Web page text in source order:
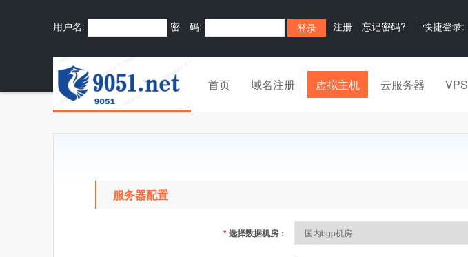
用户名: 密 码: 注册 忘记密码? 快捷登录:
首页 域名注册 虚拟主机 云服务器 VPS
服务器配置
*选择数据机房：